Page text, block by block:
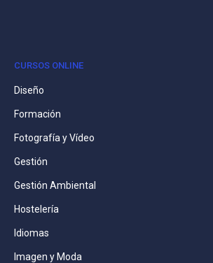
CURSOS ONLINE
Diseño
Formación
Fotografía y Vídeo
Gestión
Gestión Ambiental
Hostelería
Idiomas
Imagen y Moda